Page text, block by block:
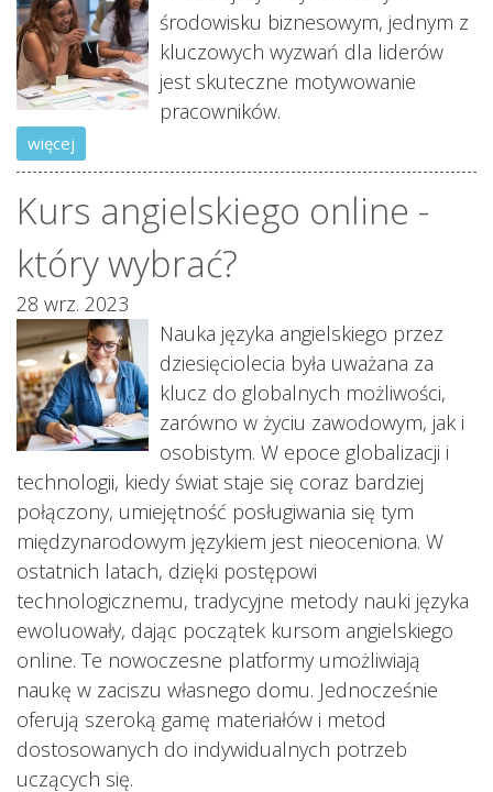
środowisku biznesowym, jednym z
kluczowych wyzwań dla liderów
jest skuteczne motywowanie
pracowników.
więcej
Kurs angielskiego online -
który wybrać?
28 wrz. 2023
Nauka języka angielskiego przez
dziesięciolecia była uważana za
klucz do globalnych możliwości,
zarówno w życiu zawodowym, jak i
osobistym. W epoce globalizacji i
technologii, kiedy świat staje się coraz bardziej
połączony, umiejętność posługiwania się tym
międzynarodowym językiem jest nieoceniona. W
ostatnich latach, dzięki postępowi
technologicznemu, tradycyjne metody nauki języka
ewoluowały, dając początek kursom angielskiego
online. Te nowoczesne platformy umożliwiają
naukę w zaciszu własnego domu. Jednocześnie
oferują szeroką gamę materiałów i metod
dostosowanych do indywidualnych potrzeb
uczących się.